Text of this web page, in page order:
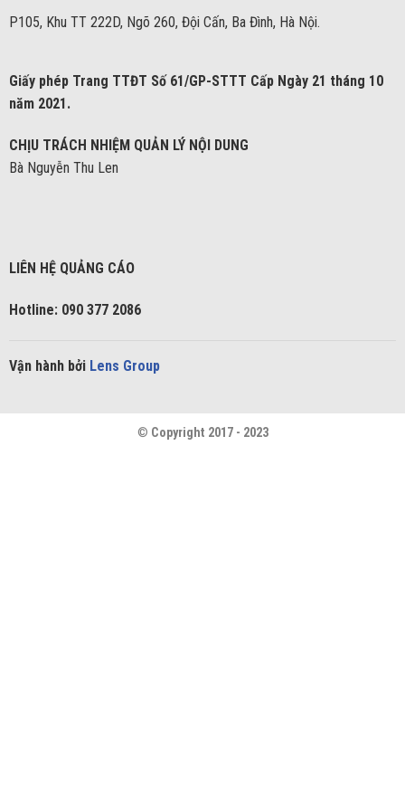
P105, Khu TT 222D, Ngõ 260, Đội Cấn, Ba Đình, Hà Nội.
Giấy phép Trang TTĐT Số 61/GP-STTT Cấp Ngày 21 tháng 10
năm 2021.
CHỊU TRÁCH NHIỆM QUẢN LÝ NỘI DUNG
Bà Nguyễn Thu Len
LIÊN HỆ QUẢNG CÁO
Hotline: 090 377 2086
Vận hành bởi Lens Group
© Copyright 2017 - 2023